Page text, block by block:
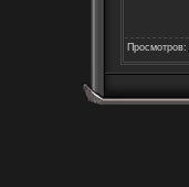
Просмотров: